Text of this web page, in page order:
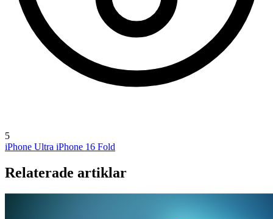
5
iPhone Ultra iPhone 16 Fold
Relaterade artiklar